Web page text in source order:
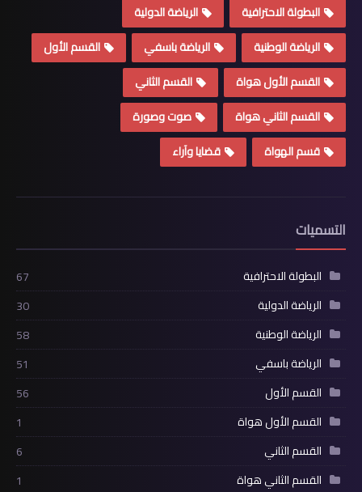
البطولة الاحترافية
الرياضة الدولية
الرياضة الوطنية
الرياضة باسفي
القسم الأول
القسم الأول هواة
القسم الثاني
القسم الثاني هواة
صوت وصورة
قسم الهواة
قضايا وآراء
التسميات
البطولة الاحترافية
67
الرياضة الدولية
30
الرياضة الوطنية
58
الرياضة باسفي
51
القسم الأول
56
القسم الأول هواة
1
القسم الثاني
6
القسم الثاني هواة
1